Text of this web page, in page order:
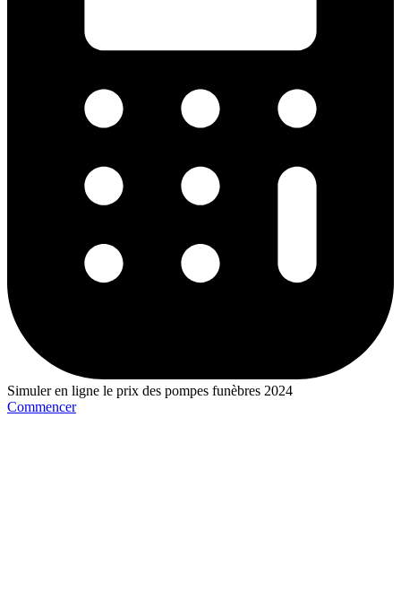
Simuler en ligne le prix des pompes funèbres 2024
Commencer